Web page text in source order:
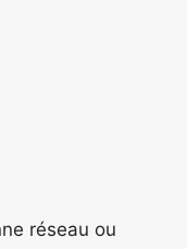
réseau ou